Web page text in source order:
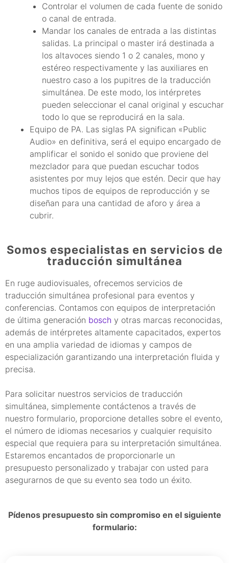
Controlar el volumen de cada fuente de sonido
o canal de entrada.
Mandar los canales de entrada a las distintas
salidas. La principal o master irá destinada a
los altavoces siendo 1 o 2 canales, mono y
estéreo respectivamente y las auxiliares en
nuestro caso a los pupitres de la traducción
simultánea. De este modo, los intérpretes
pueden seleccionar el canal original y escuchar
todo lo que se reproducirá en la sala.
Equipo de PA. Las siglas PA significan «Public
Audio» en definitiva, será el equipo encargado de
amplificar el sonido el sonido que proviene del
mezclador para que puedan escuchar todos
asistentes por muy lejos que estén. Decir que hay
muchos tipos de equipos de reproducción y se
diseñan para una cantidad de aforo y área a
cubrir.
Somos especialistas en servicios de
traducción simultánea
En ruge audiovisuales, ofrecemos servicios de
traducción simultánea profesional para eventos y
conferencias. Contamos con equipos de interpretación
de última generación bosch y otras marcas reconocidas,
además de intérpretes altamente capacitados, expertos
en una amplia variedad de idiomas y campos de
especialización garantizando una interpretación fluida y
precisa.
Para solicitar nuestros servicios de traducción
simultánea, simplemente contáctenos a través de
nuestro formulario, proporcione detalles sobre el evento,
el número de idiomas necesarios y cualquier requisito
especial que requiera para su interpretación simultánea.
Estaremos encantados de proporcionarle un
presupuesto personalizado y trabajar con usted para
asegurarnos de que su evento sea todo un éxito.
Pídenos presupuesto sin compromiso en el siguiente
formulario: